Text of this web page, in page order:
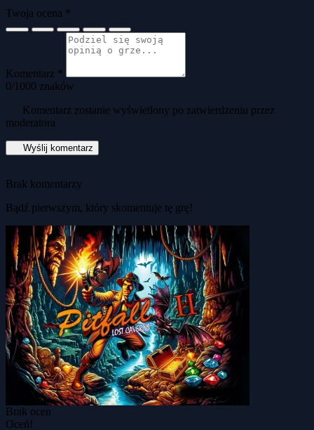
Twoja ocena *
Komentarz *
0/1000 znaków
Komentarz zostanie wyświetlony po zatwierdzeniu przez
moderatora
Wyślij komentarz
Brak komentarzy
Bądź pierwszym, który skomentuje tę grę!
Brak ocen
Oceń!